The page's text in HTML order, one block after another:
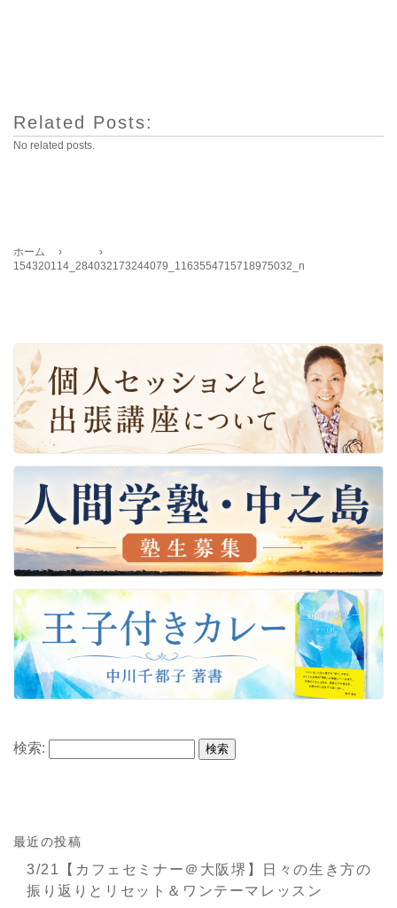
Related Posts:
No related posts.
ホーム ›
›
154320114_284032173244079_1163554715718975032_n
検索:
最近の投稿
3/21【カフェセミナー＠大阪堺】日々の生き方の
振り返りとリセット＆ワンテーマレッスン